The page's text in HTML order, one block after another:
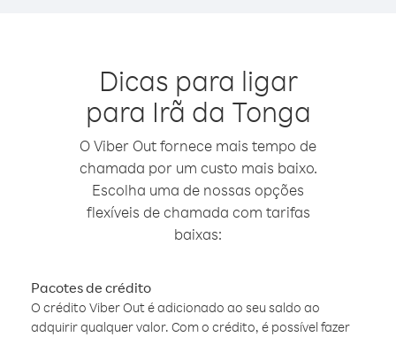
Dicas para ligar
para Irã da Tonga
O Viber Out fornece mais tempo de
chamada por um custo mais baixo.
Escolha uma de nossas opções
flexíveis de chamada com tarifas
baixas:
Pacotes de crédito
O crédito Viber Out é adicionado ao seu saldo ao
adquirir qualquer valor. Com o crédito, é possível fazer